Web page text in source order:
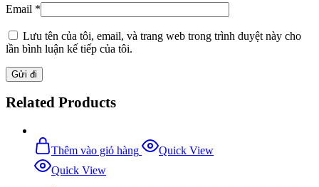
Email *
Lưu tên của tôi, email, và trang web trong trình duyệt này cho
lần bình luận kế tiếp của tôi.
Related Products
Thêm vào giỏ hàng
Quick View
Quick View